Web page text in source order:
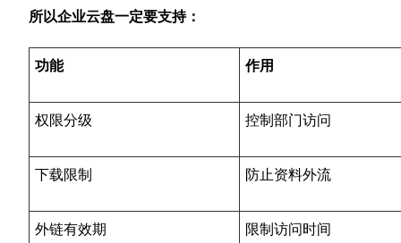
所以企业云盘一定要支持：
功能 作用
权限分级 控制部门访问
下载限制 防止资料外流
外链有效期 限制访问时间